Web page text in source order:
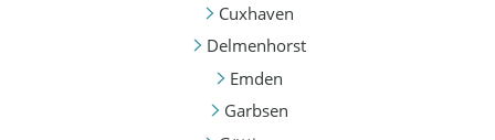
Cuxhaven
Delmenhorst
Emden
Garbsen